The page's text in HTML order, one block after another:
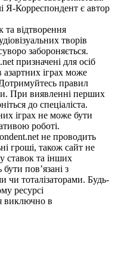
Я-Корреспондент є автор
та відтворення
творів
забороняється.
призначені для осіб
іграх може
правил
При виявленні перших
до спеціаліста.
іграх не може бути
роботі.
не проводить
гроші, також сайт не
ставок та інших
пов’язані з
чи тоталізаторами. Будь-
ресурсі
виключно в